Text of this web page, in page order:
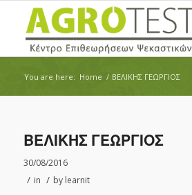
You are here: Home / ΒΕΛΙΚΗΣ ΓΕΩΡΓΙΟΣ
ΒΕΛΙΚΗΣ ΓΕΩΡΓΙΟΣ
30/08/2016
/ in / by learnit